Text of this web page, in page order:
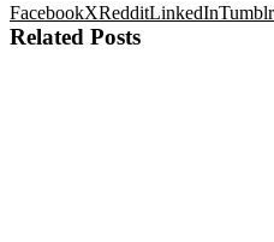
FacebookXRedditLinkedInTumblr
Related Posts